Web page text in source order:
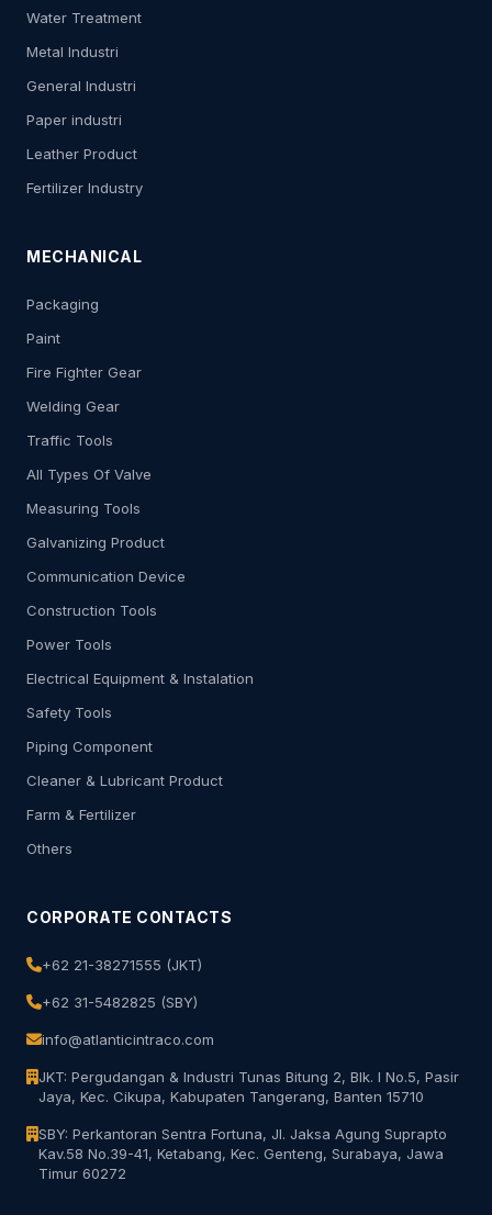
Water Treatment
Metal Industri
General Industri
Paper industri
Leather Product
Fertilizer Industry
MECHANICAL
Packaging
Paint
Fire Fighter Gear
Welding Gear
Traffic Tools
All Types Of Valve
Measuring Tools
Galvanizing Product
Communication Device
Construction Tools
Power Tools
Electrical Equipment & Instalation
Safety Tools
Piping Component
Cleaner & Lubricant Product
Farm & Fertilizer
Others
CORPORATE CONTACTS
+62 21-38271555 (JKT)
+62 31-5482825 (SBY)
info@atlanticintraco.com
JKT: Pergudangan & Industri Tunas Bitung 2, Blk. I No.5, Pasir
Jaya, Kec. Cikupa, Kabupaten Tangerang, Banten 15710
SBY: Perkantoran Sentra Fortuna, Jl. Jaksa Agung Suprapto
Kav.58 No.39-41, Ketabang, Kec. Genteng, Surabaya, Jawa
Timur 60272